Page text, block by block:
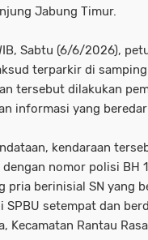
Jabung Timur.
Sabtu (6/6/2026),
terparkir di samping
tersebut dilakukan
informasi yang
kendaraan
nomor polisi BH
pria berinisial SN yang
SPBU setempat dan
Kecamatan Rantau